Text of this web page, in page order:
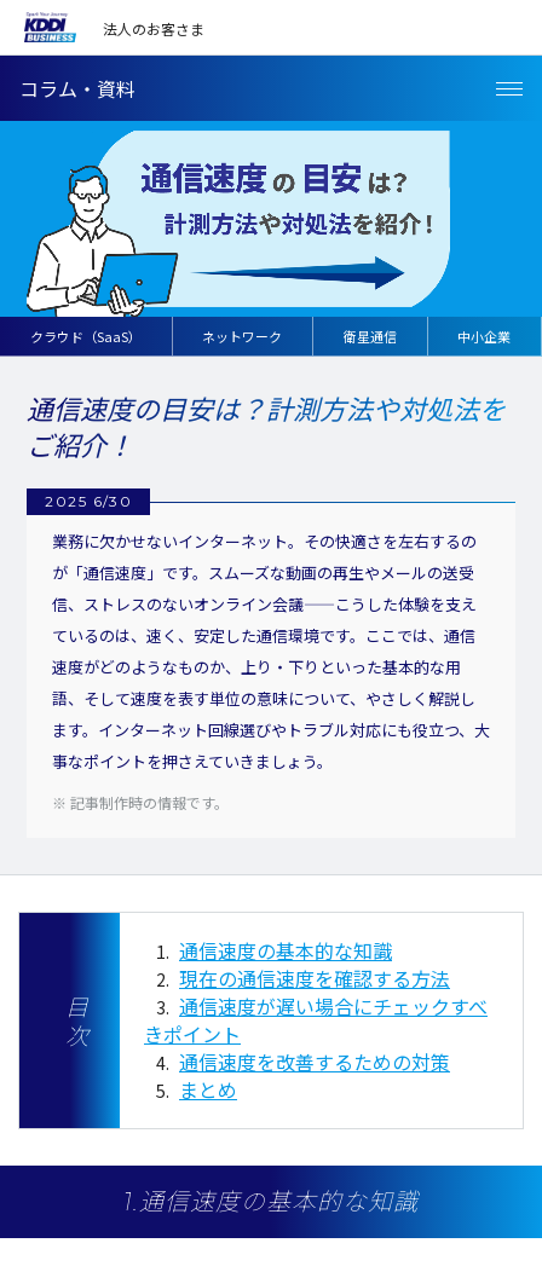
法人のお客さま
コラム・資料
クラウド（SaaS） ネットワーク 衛星通信 中小企業
通信速度の目安は？計測方法や対処法を
ご紹介！
2025 6/30
業務に欠かせないインターネット。その快適さを左右するの
が「通信速度」です。スムーズな動画の再生やメールの送受
信、ストレスのないオンライン会議——こうした体験を支え
ているのは、速く、安定した通信環境です。ここでは、通信
速度がどのようなものか、上り・下りといった基本的な用
語、そして速度を表す単位の意味について、やさしく解説し
ます。インターネット回線選びやトラブル対応にも役立つ、大
事なポイントを押さえていきましょう。
※ 記事制作時の情報です。
目
次
通信速度の基本的な知識
現在の通信速度を確認する方法
通信速度が遅い場合にチェックすべ
きポイント
通信速度を改善するための対策
まとめ
1.通信速度の基本的な知識